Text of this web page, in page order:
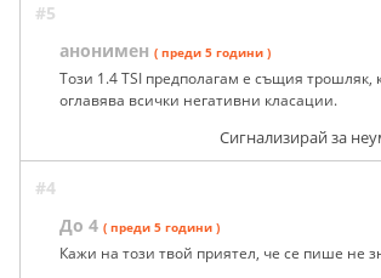
#5
анонимен ( преди 5 години )
Този 1.4 TSI предполагам е същия трошляк,
оглавява всички негативни класации.
Сигнализирай за
#4
До 4 ( преди 5 години )
Кажи на този твой приятел, че се пише не